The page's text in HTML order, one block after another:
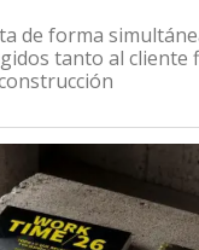
de forma
tanto al cliente